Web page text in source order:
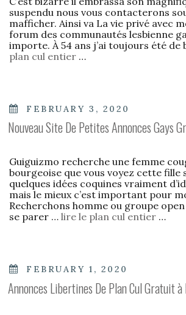
suspendu nous vous contacterons
mafficher. Ainsi va La vie privé avec
forum des communautés lesbienne
importe. À 54 ans j’ai toujours été de
plan cul entier …
POSTED
FEBRUARY 3, 2020
Nouveau Site De Petites Annonces Gays
Guiguizmo recherche une femme
bourgeoise que vous voyez cette fille
quelques idées coquines vraiment
mais le mieux c’est important pour
Recherchons homme ou groupe
se parer … lire le plan cul entier …
POSTED
FEBRUARY 1, 2020
Annonces Libertines De Plan Cul Gratuit à